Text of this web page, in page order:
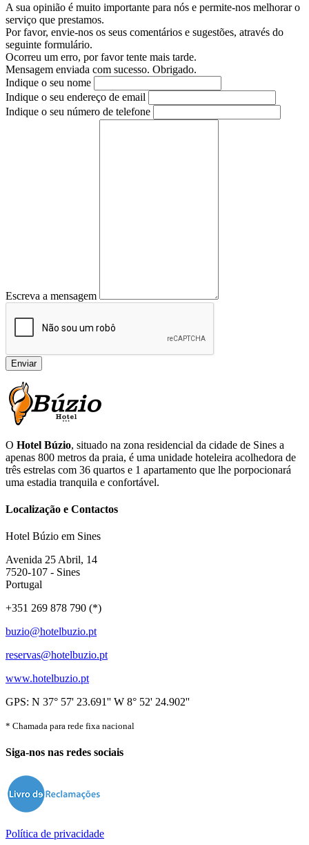
A sua opinião é muito importante para nós e permite-nos melhorar o
serviço que prestamos.
Por favor, envie-nos os seus comentários e sugestões, através do
seguinte formulário.
Ocorreu um erro, por favor tente mais tarde.
Mensagem enviada com sucesso. Obrigado.
Indique o seu nome
Indique o seu endereço de email
Indique o seu número de telefone
Escreva a mensagem
Enviar
O Hotel Búzio, situado na zona residencial da cidade de Sines a
apenas 800 metros da praia, é uma unidade hoteleira acolhedora de
três estrelas com 36 quartos e 1 apartamento que lhe porpocionará
uma estadia tranquila e confortável.
Localização e Contactos
Hotel Búzio em Sines
Avenida 25 Abril, 14
7520-107 - Sines
Portugal
+351 269 878 790 (*)
buzio@hotelbuzio.pt
reservas@hotelbuzio.pt
www.hotelbuzio.pt
GPS: N 37° 57' 23.691'' W 8° 52' 24.902''
* Chamada para rede fixa nacional
Siga-nos nas redes sociais
Política de privacidade